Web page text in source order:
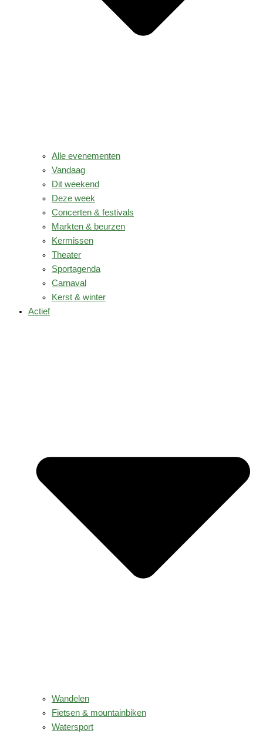
Alle evenementen
Vandaag
Dit weekend
Deze week
Concerten & festivals
Markten & beurzen
Kermissen
Theater
Sportagenda
Carnaval
Kerst & winter
Actief
Wandelen
Fietsen & mountainbiken
Watersport